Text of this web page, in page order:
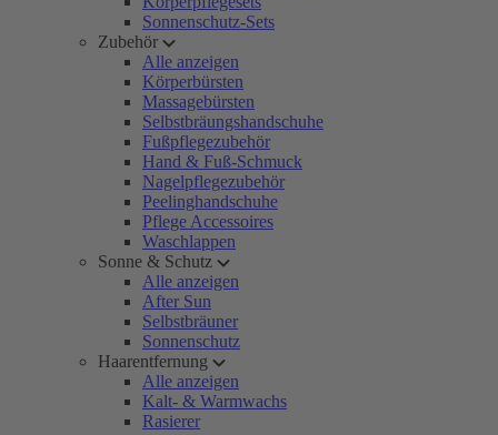
Sonnenschutz-Sets
Zubehör
Alle anzeigen
Körperbürsten
Massagebürsten
Selbstbräungshandschuhe
Fußpflegezubehör
Hand & Fuß-Schmuck
Nagelpflegezubehör
Peelinghandschuhe
Pflege Accessoires
Waschlappen
Sonne & Schutz
Alle anzeigen
After Sun
Selbstbräuner
Sonnenschutz
Haarentfernung
Alle anzeigen
Kalt- & Warmwachs
Rasierer